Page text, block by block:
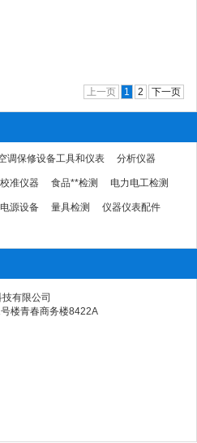
上一页 1 2 下一页
调保修设备工具和仪表 分析仪器
准仪器 食品**检测 电力电工检测
电源设备 量具检测 仪器仪表配件
有限公司
号楼青春商务楼8422A